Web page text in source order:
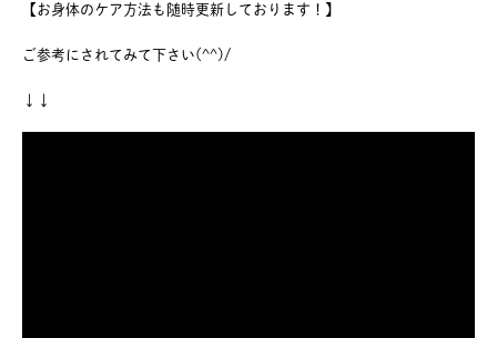
【お身体のケア方法も随時更新しております！】
ご参考にされてみて下さい(^^)/
↓↓